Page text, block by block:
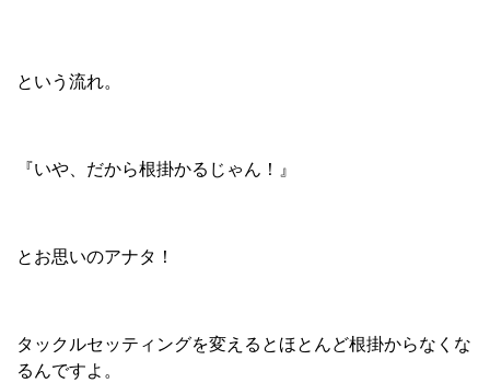
という流れ。
『いや、だから根掛かるじゃん！』
とお思いのアナタ！
タックルセッティングを変えるとほとんど根掛からなくな
るんですよ。